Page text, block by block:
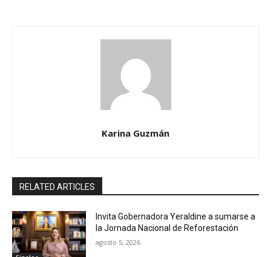
Karina Guzmán
RELATED ARTICLES
Invita Gobernadora Yeraldine a sumarse a
la Jornada Nacional de Reforestación
agosto 5, 2026